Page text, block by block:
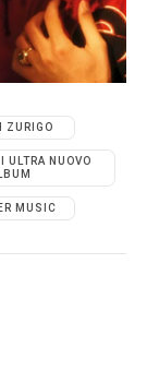
ZURIGO
ULTRA NUOVO
MUSIC